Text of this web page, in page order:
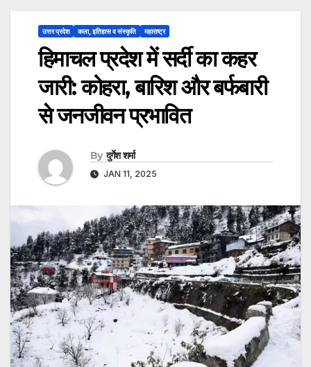
उत्तर प्रदेश कला, इतिहास व संस्कृति महाराष्ट्र
हिमाचल प्रदेश में सर्दी का कहर
जारी: कोहरा, बारिश और बर्फबारी
से जनजीवन प्रभावित
By दुर्गेश शर्मा
JAN 11, 2025